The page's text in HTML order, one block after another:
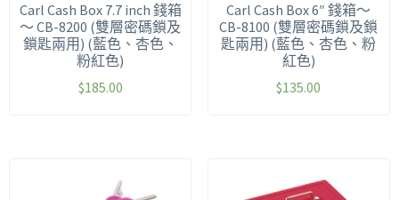
Carl Cash Box 7.7 inch 錢箱
～ CB-8200 (雙層密碼鎖及
鎖匙兩用) (藍色、杏色、
粉紅色)
$185.00
Carl Cash Box 6″ 錢箱～
CB-8100 (雙層密碼鎖及鎖
匙兩用) (藍色、杏色、粉
紅色)
$135.00